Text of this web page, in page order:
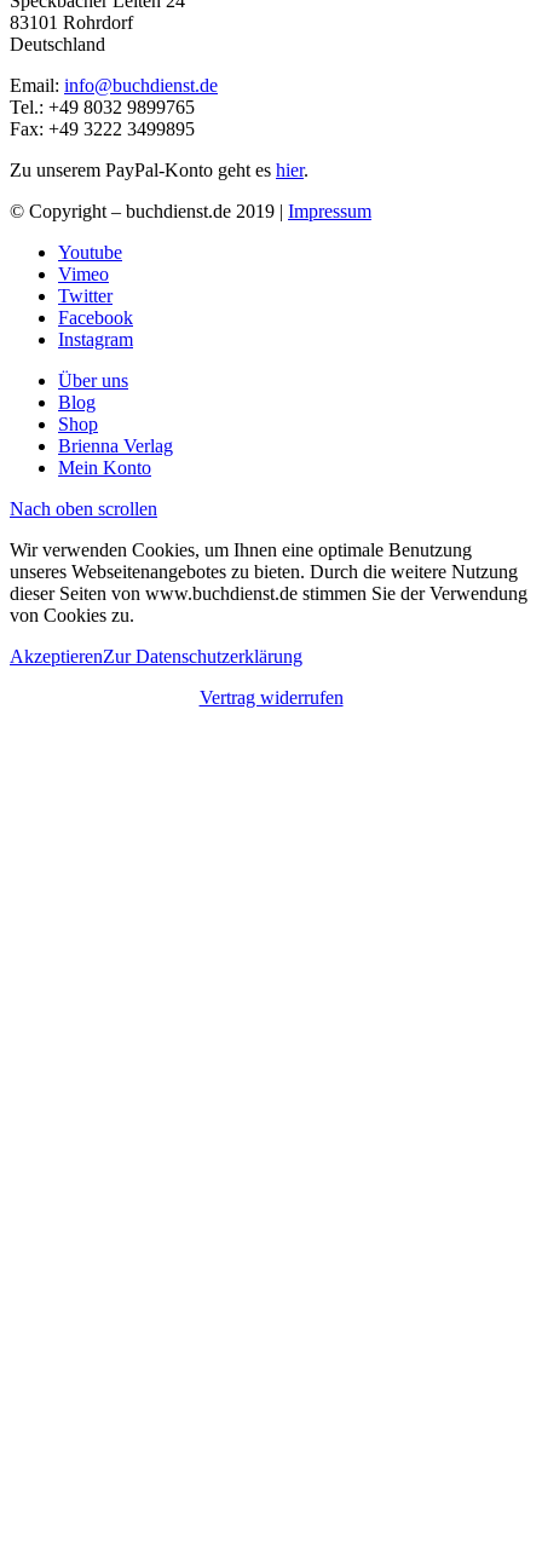
83101 Rohrdorf
Deutschland
Email: info@buchdienst.de
Tel.: +49 8032 9899765
Fax: +49 3222 3499895
Zu unserem PayPal-Konto geht es hier.
© Copyright – buchdienst.de 2019 | Impressum
Youtube
Vimeo
Twitter
Facebook
Instagram
Über uns
Blog
Shop
Brienna Verlag
Mein Konto
Nach oben scrollen
Wir verwenden Cookies, um Ihnen eine optimale Benutzung
unseres Webseitenangebotes zu bieten. Durch die weitere Nutzung
dieser Seiten von www.buchdienst.de stimmen Sie der Verwendung
von Cookies zu.
AkzeptierenZur Datenschutzerklärung
Vertrag widerrufen